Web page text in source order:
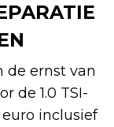
de ernst van
de 1.0 TSI-
inclusief